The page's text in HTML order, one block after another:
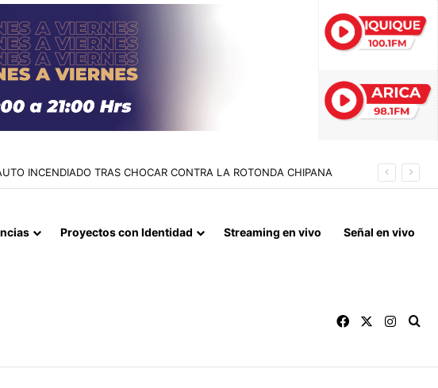
A TEST DE DROGAS
Proyectos con Identidad Streaming en vivo Señal en vivo
Facebook